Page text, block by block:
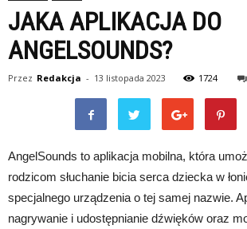
JAKA APLIKACJA DO
ANGELSOUNDS?
Przez Redakcja - 13 listopada 2023 1724
AngelSounds to aplikacja mobilna, która
rodzicom słuchanie bicia serca dziecka w
specjalnego urządzenia o tej samej nazwie.
nagrywanie i udostępnianie dźwięków oraz